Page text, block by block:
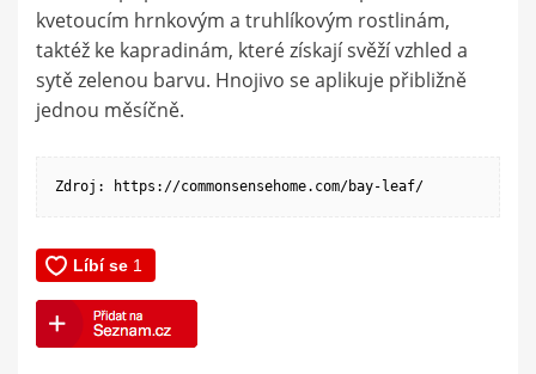
kvetoucím hrnkovým a truhlíkovým rostlinám,
taktéž ke kapradinám, které získají svěží vzhled a
sytě zelenou barvu. Hnojivo se aplikuje přibližně
jednou měsíčně.
Zdroj: https://commonsensehome.com/bay-leaf/